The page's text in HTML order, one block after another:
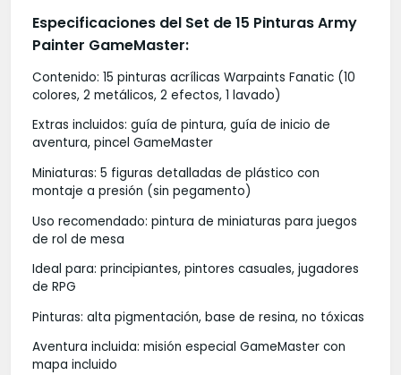
Especificaciones del Set de 15 Pinturas Army
Painter GameMaster:
Contenido: 15 pinturas acrílicas Warpaints Fanatic (10
colores, 2 metálicos, 2 efectos, 1 lavado)
Extras incluidos: guía de pintura, guía de inicio de
aventura, pincel GameMaster
Miniaturas: 5 figuras detalladas de plástico con
montaje a presión (sin pegamento)
Uso recomendado: pintura de miniaturas para juegos
de rol de mesa
Ideal para: principiantes, pintores casuales, jugadores
de RPG
Pinturas: alta pigmentación, base de resina, no tóxicas
Aventura incluida: misión especial GameMaster con
mapa incluido